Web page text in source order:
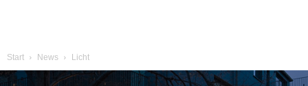
Start News Licht